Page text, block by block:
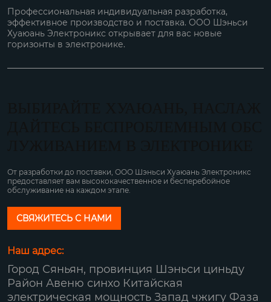
Профессиональная индивидуальная разработка,
эффективное производство и поставка. ООО Шэньси
Хуаюань Электроникс открывает для вас новые
горизонты в электронике.
От разработки до поставки, ООО Шэньси Хуаюань Электроникс
предоставляет вам высококачественное и бесперебойное
обслуживание на каждом этапе.
СВЯЖИТЕСЬ С НАМИ
Наш адрес:
Город Сяньян, провинция Шэньси циньду
Район Авеню синхо Китайская
электрическая мощность Запад чжигу Фаза